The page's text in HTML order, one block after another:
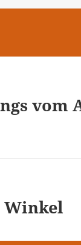
vom
Winkel